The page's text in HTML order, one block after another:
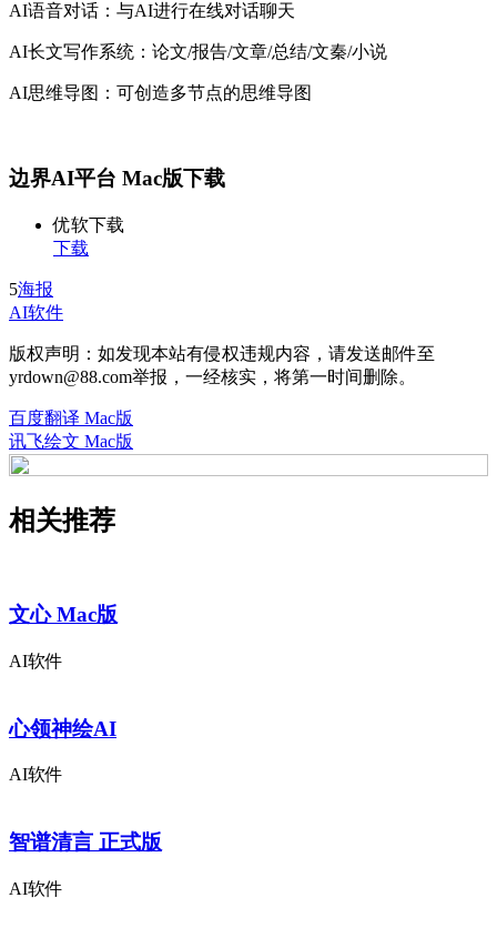
AI语音对话：与AI进行在线对话聊天
AI长文写作系统：论文/报告/文章/总结/文秦/小说
AI思维导图：可创造多节点的思维导图
边界AI平台 Mac版下载
优软下载
下载
5海报
AI软件
版权声明：如发现本站有侵权违规内容，请发送邮件至
yrdown@88.com举报，一经核实，将第一时间删除。
百度翻译 Mac版
讯飞绘文 Mac版
相关推荐
文心 Mac版
AI软件
心领神绘AI
AI软件
智谱清言 正式版
AI软件